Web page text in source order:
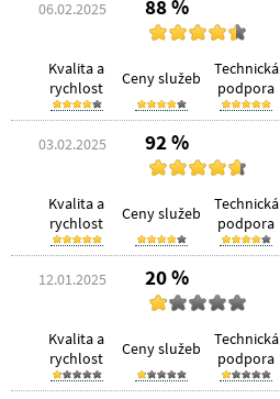
06.02.2025 88 %
Kvalita a
rychlost
Ceny služeb
Technická
podpora
03.02.2025 92 %
Kvalita a
rychlost
Ceny služeb
Technická
podpora
12.01.2025 20 %
Kvalita a
rychlost
Ceny služeb
Technická
podpora